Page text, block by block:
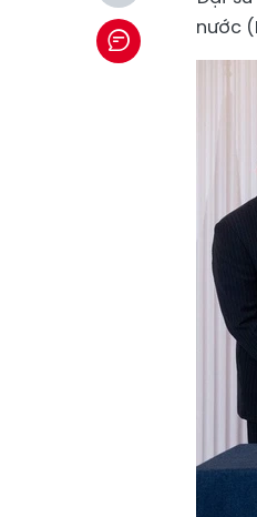
nước